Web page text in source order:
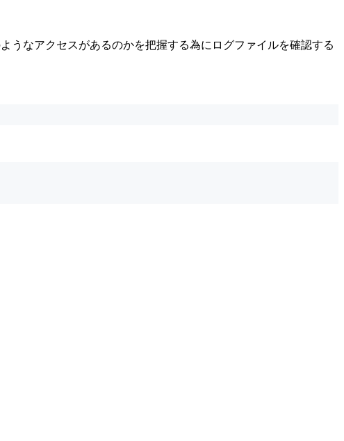
うなアクセスがあるのかを把握する為にログファイルを確認する